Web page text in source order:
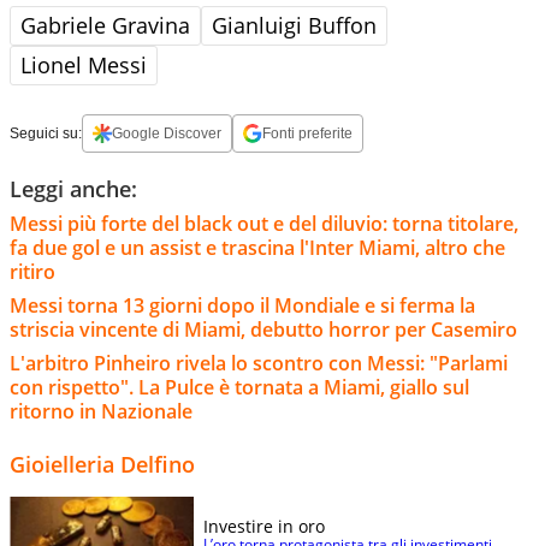
Gabriele Gravina
Gianluigi Buffon
Lionel Messi
Seguici su: Google Discover Fonti preferite
Leggi anche:
Messi più forte del black out e del diluvio: torna titolare,
fa due gol e un assist e trascina l'Inter Miami, altro che
ritiro
Messi torna 13 giorni dopo il Mondiale e si ferma la
striscia vincente di Miami, debutto horror per Casemiro
L'arbitro Pinheiro rivela lo scontro con Messi: "Parlami
con rispetto". La Pulce è tornata a Miami, giallo sul
ritorno in Nazionale
Gioielleria Delfino
Investire in oro